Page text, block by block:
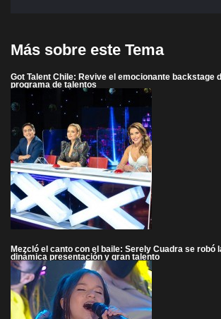
Más sobre este Tema
Got Talent Chile: Revive el emocionante backstage
programa de talentos
Mezcló el canto con el baile: Serely Cuadra se robó
dinámica presentación y gran talento